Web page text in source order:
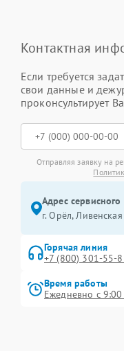
Контактная
Если требуется
свои данные и
проконсультирует
Отправляя заявку на
Адрес
г. Орёл,
Горячая линия
+7 (800) 301-55-
Время работы
Ежедневно с